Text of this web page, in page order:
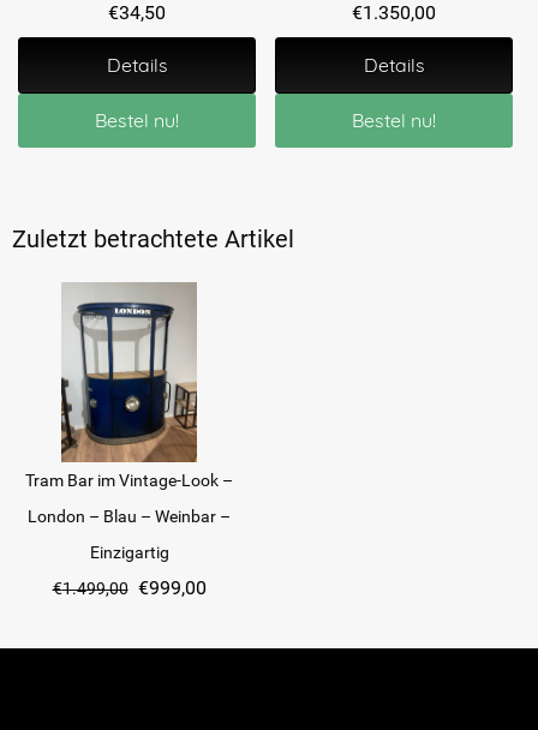
€34,50
Details
Bestel nu!
€1.350,00
Details
Bestel nu!
Zuletzt betrachtete Artikel
Tram Bar im Vintage-Look –
London – Blau – Weinbar –
Einzigartig
€1.499,00 €999,00